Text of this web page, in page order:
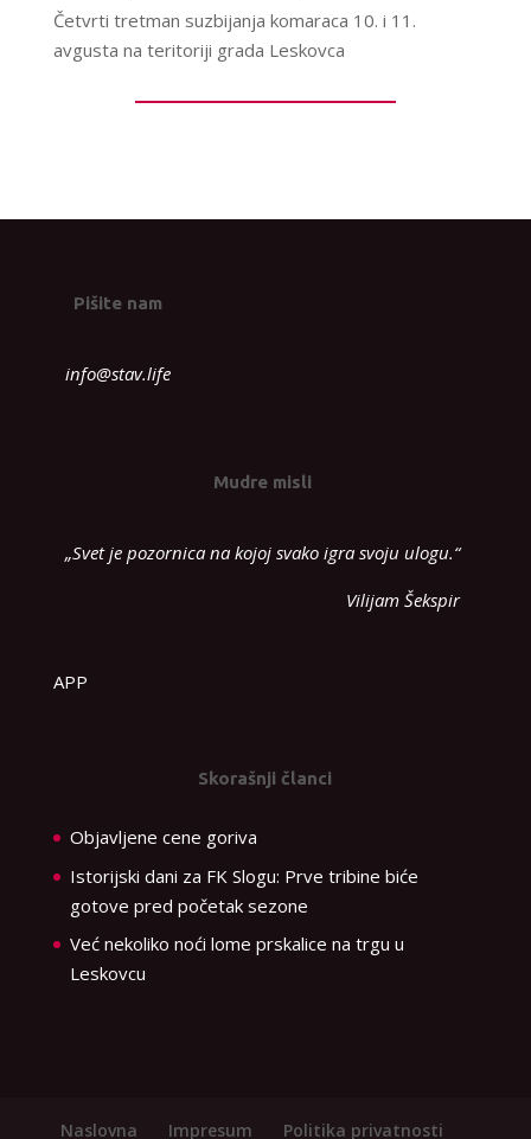
Četvrti tretman suzbijanja komaraca 10. i 11.
avgusta na teritoriji grada Leskovca
Pišite nam
info@stav.life
Mudre misli
„Svet je pozornica na kojoj svako igra svoju ulogu.“
Vilijam Šekspir
APP
Skorašnji članci
Objavljene cene goriva
Istorijski dani za FK Slogu: Prve tribine biće
gotove pred početak sezone
Već nekoliko noći lome prskalice na trgu u
Leskovcu
Naslovna Impresum Politika privatnosti